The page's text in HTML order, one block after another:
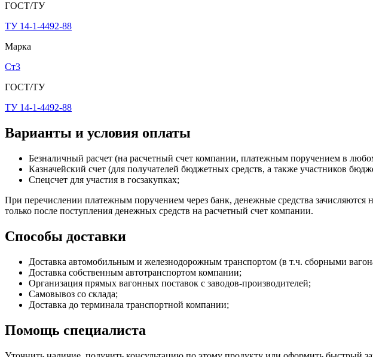
ГОСТ/ТУ
ТУ 14-1-4492-88
Марка
Ст3
ГОСТ/ТУ
ТУ 14-1-4492-88
Варианты и условия оплаты
Безналичный расчет (на расчетный счет компании, платежным поручением в
Казначейский счет (для получателей бюджетных средств, а также участников
Спецсчет для участия в госзакупках;
При перечислении платежным поручением через банк, денежные средства
только после поступления денежных средств на расчетный счет компании.
Способы доставки
Доставка автомобильным и железнодорожным транспортом (в т.ч. сборными
Доставка собственным автотранспортом компании;
Организация прямых вагонных поставок с заводов-производителей;
Самовывоз со склада;
Доставка до терминала транспортной компании;
Помощь специалиста